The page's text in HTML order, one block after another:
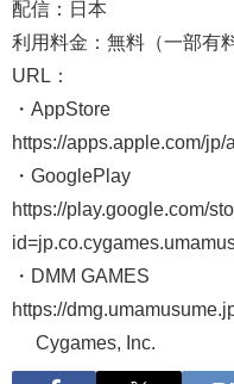
配信：日本
利用料金：無料（一部有
URL：
・AppStore
https://apps.apple.com/
・GooglePlay
https://play.google.com/
・DMM GAMES
https://
© Cygames, Inc.